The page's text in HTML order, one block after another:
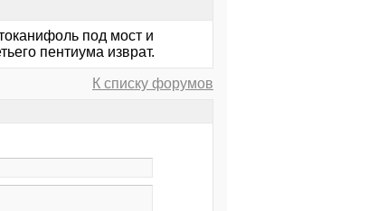
под мост и
пентиума изврат.
К списку форумов